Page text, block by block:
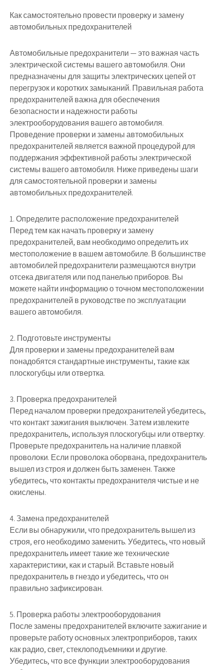
Как самостоятельно провести проверку и замену
автомобильных предохранителей
Автомобильные предохранители — это важная часть
электрической системы вашего автомобиля. Они
предназначены для защиты электрических цепей от
перегрузок и коротких замыканий. Правильная работа
предохранителей важна для обеспечения
безопасности и надежности работы
электрооборудования вашего автомобиля.
Проведение проверки и замены автомобильных
предохранителей является важной процедурой для
поддержания эффективной работы электрической
системы вашего автомобиля. Ниже приведены шаги
для самостоятельной проверки и замены
автомобильных предохранителей.
1. Определите расположение предохранителей
Перед тем как начать проверку и замену
предохранителей, вам необходимо определить их
местоположение в вашем автомобиле. В большинстве
автомобилей предохранители размещаются внутри
отсека двигателя или под панелью приборов. Вы
можете найти информацию о точном местоположении
предохранителей в руководстве по эксплуатации
вашего автомобиля.
2. Подготовьте инструменты
Для проверки и замены предохранителей вам
понадобятся стандартные инструменты, такие как
плоскогубцы или отвертка.
3. Проверка предохранителей
Перед началом проверки предохранителей убедитесь,
что контакт зажигания выключен. Затем извлеките
предохранитель, используя плоскогубцы или отвертку.
Проверьте предохранитель на наличие плавкой
проволоки. Если проволока оборвана, предохранитель
вышел из строя и должен быть заменен. Также
убедитесь, что контакты предохранителя чистые и не
окислены.
4. Замена предохранителей
Если вы обнаружили, что предохранитель вышел из
строя, его необходимо заменить. Убедитесь, что новый
предохранитель имеет такие же технические
характеристики, как и старый. Вставьте новый
предохранитель в гнездо и убедитесь, что он
правильно зафиксирован.
5. Проверка работы электрооборудования
После замены предохранителей включите зажигание и
проверьте работу основных электроприборов, таких
как радио, свет, стеклоподъемники и другие.
Убедитесь, что все функции электрооборудования